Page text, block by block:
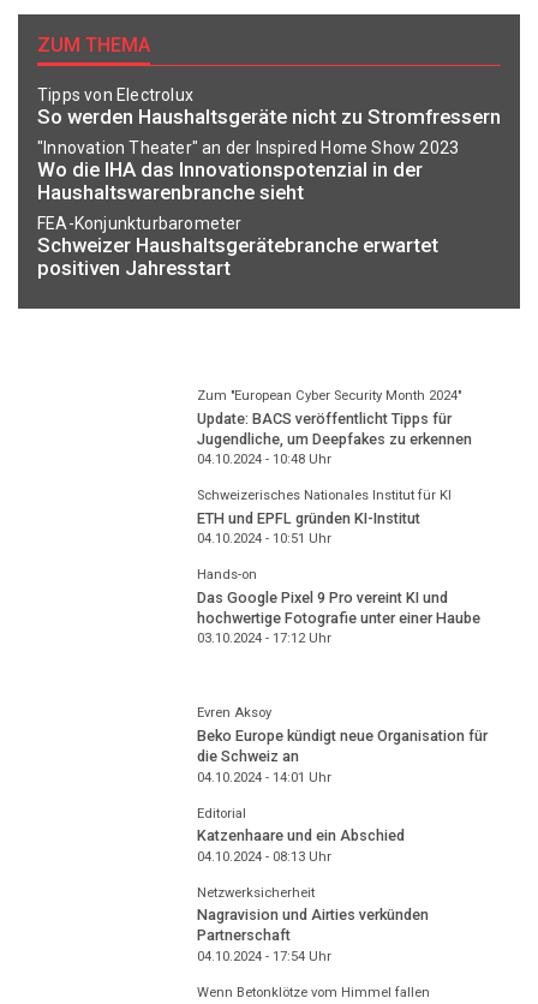
ZUM THEMA
Tipps von Electrolux
So werden Haushaltsgeräte nicht zu Stromfressern
"Innovation Theater" an der Inspired Home Show 2023
Wo die IHA das Innovationspotenzial in der
Haushaltswarenbranche sieht
FEA-Konjunkturbarometer
Schweizer Haushaltsgerätebranche erwartet
positiven Jahresstart
Zum "European Cyber Security Month 2024"
Update: BACS veröffentlicht Tipps für
Jugendliche, um Deepfakes zu erkennen
04.10.2024 - 10:48Uhr
Schweizerisches Nationales Institut für KI
ETH und EPFL gründen KI-Institut
04.10.2024 - 10:51 Uhr
Hands-on
Das Google Pixel 9 Pro vereint KI und
hochwertige Fotografie unter einer Haube
03.10.2024 - 17:12Uhr
Evren Aksoy
Beko Europe kündigt neue Organisation für
die Schweiz an
04.10.2024 - 14:01 Uhr
Editorial
Katzenhaare und ein Abschied
04.10.2024 - 08:13Uhr
Netzwerksicherheit
Nagravision und Airties verkünden
Partnerschaft
04.10.2024 - 17:54Uhr
Wenn Betonklötze vom Himmel fallen